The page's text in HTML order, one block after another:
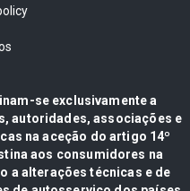
se exclusivamente a
autoridades, associações e
na aceção do artigo 14º
aos consumidores na
a alterações técnicas e de